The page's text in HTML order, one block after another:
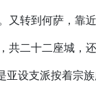
又转到何萨，靠
二十二座城，还
设支派按着宗族